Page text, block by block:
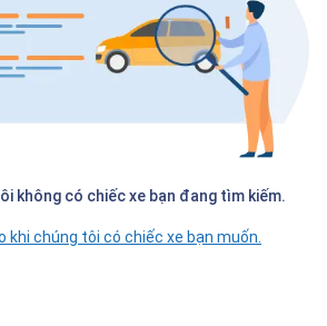
không có chiếc xe bạn đang tìm kiếm.
khi chúng tôi có chiếc xe bạn muốn.